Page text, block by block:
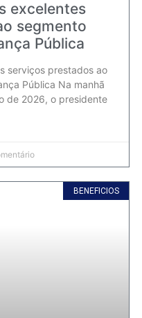
excelentes
segmento
Pública
serviços prestados ao
Pública Na manhã
de 2026, o presidente
BENEFICIOS